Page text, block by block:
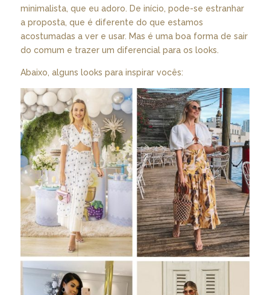
minimalista, que eu adoro. De início, pode-se estranhar
a proposta, que é diferente do que estamos
acostumadas a ver e usar. Mas é uma boa forma de sair
do comum e trazer um diferencial para os looks.
Abaixo, alguns looks para inspirar vocês: